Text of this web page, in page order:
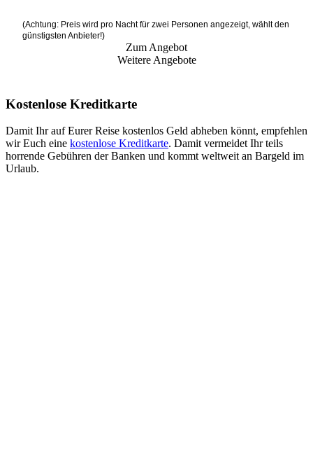
(Achtung: Preis wird pro Nacht für zwei Personen angezeigt, wählt den
günstigsten Anbieter!)
Zum Angebot
Weitere Angebote
Kostenlose Kreditkarte
Damit Ihr auf Eurer Reise kostenlos Geld abheben könnt, empfehlen
wir Euch eine kostenlose Kreditkarte. Damit vermeidet Ihr teils
horrende Gebühren der Banken und kommt weltweit an Bargeld im
Urlaub.